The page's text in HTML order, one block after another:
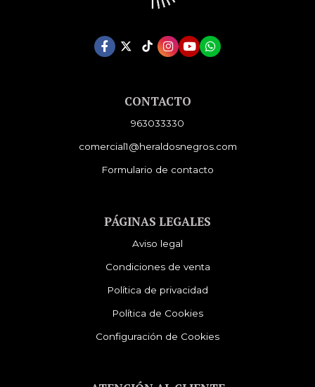
CONTACTO
963033330
comercial1@heraldosnegros.com
Formulario de contacto
PÁGINAS LEGALES
Aviso legal
Condiciones de venta
Política de privacidad
Política de Cookies
Configuración de Cookies